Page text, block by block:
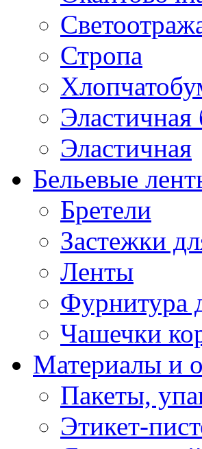
Стропа
Эластичная
Эластичная
Бельевые
Бретели
Застежки
Ленты
Фурнитура
Чашечки
Материалы и
Пакеты,
Этикет-